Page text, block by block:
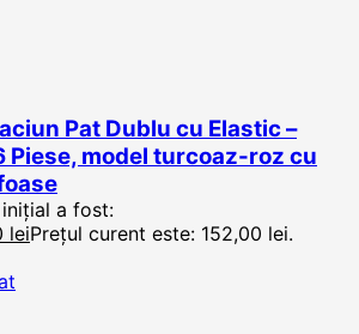
Pat Dublu cu Elastic –
Piese, model turcoaz-roz cu
a fost:
leiPrețul curent este: 152,00 lei.